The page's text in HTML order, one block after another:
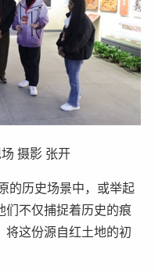
摄影 张开
的历史场景中，或举起
们不仅捕捉着历史的痕
将这份源自红土地的初